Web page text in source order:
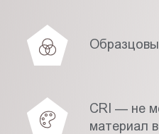
CRI — не
материал